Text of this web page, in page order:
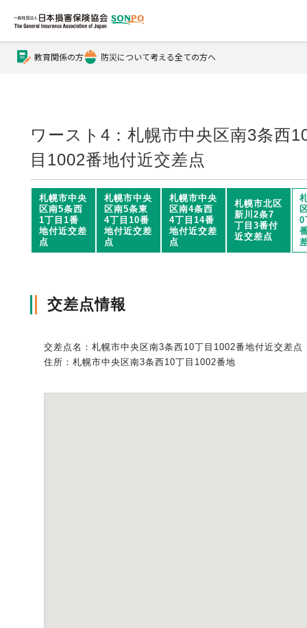
公式Xアカウント
損害保険とは？
損害保険とは？トップ
自動車保険
火災保険
協会の活動・概要
協会の活動
協会概要
会員会社情報トップ
損害保険会社の概況
試験・研修
試験・研修トップ
統計・刊行物・報告書
教育関係の方 防災について考える全ての方へ
ワースト4：札幌市中央区南3条西
目1002番地付近交差点
札幌市中央
区南5条西
1丁目1番
地付近交差
点
札幌市中央
区南5条東
4丁目10番
地付近交差
点
札幌市中央
区南4条西
4丁目14番
地付近交差
点
札幌市北区
新川2条7
丁目3番付
近交差点
0
交差点情報
交差点名：札幌市中央区南3条西10丁目1002番地付近交差点
住所：札幌市中央区南3条西10丁目1002番地